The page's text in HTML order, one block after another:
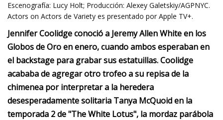
Escenografía: Lucy Holt; Producción: Alexey Galetskiy/AGPNYC.
Actors on Actors de Variety es presentado por Apple TV+.
Jennifer Coolidge conoció a Jeremy Allen White en los
Globos de Oro en enero, cuando ambos esperaban en
el backstage para grabar sus estatuillas. Coolidge
acababa de agregar otro trofeo a su repisa de la
chimenea por interpretar a la heredera
desesperadamente solitaria Tanya McQuoid en la
temporada 2 de "The White Lotus", la mordaz parábola